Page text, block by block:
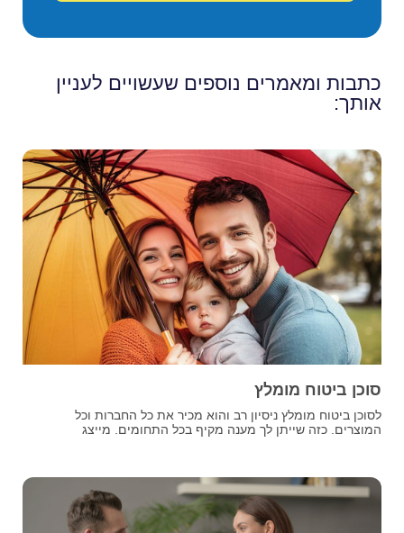
כתבות ומאמרים נוספים שעשויים לעניין
אותך:
סוכן ביטוח מומלץ
לסוכן ביטוח מומלץ ניסיון רב והוא מכיר את כל החברות וכל
המוצרים. כזה שייתן לך מענה מקיף בכל התחומים. מייצג